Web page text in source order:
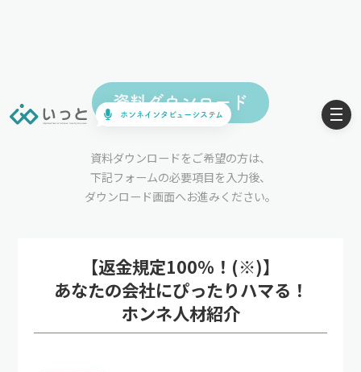
ホンネインタビューシステム
資料ダウンロード
資料ダウンロードをご希望の方は、
下記フォームの必要項目を入力後、
ダウンロード画面へお進みください。
【返金規定100%！(※)】
あなたの会社にぴったりハマる！
ホンネ人材紹介